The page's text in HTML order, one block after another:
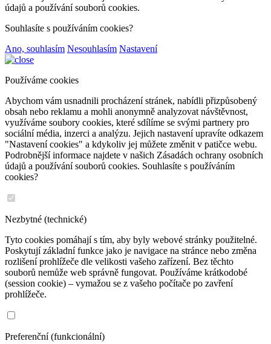
údajů a používání souborů cookies.
Souhlasíte s používáním cookies?
Ano, souhlasím Nesouhlasím Nastavení
Používáme cookies
Abychom vám usnadnili procházení stránek, nabídli přizpůsobený
obsah nebo reklamu a mohli anonymně analyzovat návštěvnost,
využíváme soubory cookies, které sdílíme se svými partnery pro
sociální média, inzerci a analýzu. Jejich nastavení upravíte odkazem
"Nastavení cookies" a kdykoliv jej můžete změnit v patičce webu.
Podrobnější informace najdete v našich Zásadách ochrany osobních
údajů a používání souborů cookies. Souhlasíte s používáním
cookies?
Nezbytné (technické)
Tyto cookies pomáhají s tím, aby byly webové stránky použitelné.
Poskytují základní funkce jako je navigace na stránce nebo změna
rozlišení prohlížeče dle velikosti vašeho zařízení. Bez těchto
souborů nemůže web správně fungovat. Používáme krátkodobé
(session cookie) – vymažou se z vašeho počítače po zavření
prohlížeče.
Preferenční (funkcionální)